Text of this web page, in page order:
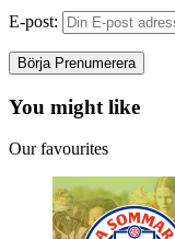
E-post:
You might like
Our favourites